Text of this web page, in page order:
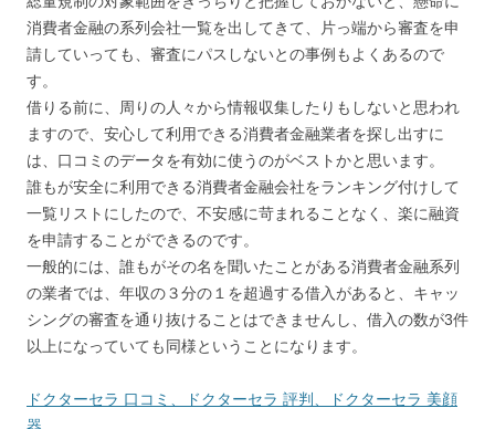
消費者金融の系列会社一覧を出してきて、片っ端から審査を申
請していっても、審査にパスしないとの事例もよくあるので
す。
借りる前に、周りの人々から情報収集したりもしないと思われ
ますので、安心して利用できる消費者金融業者を探し出すに
は、口コミのデータを有効に使うのがベストかと思います。
誰もが安全に利用できる消費者金融会社をランキング付けして
一覧リストにしたので、不安感に苛まれることなく、楽に融資
を申請することができるのです。
一般的には、誰もがその名を聞いたことがある消費者金融系列
の業者では、年収の３分の１を超過する借入があると、キャッ
シングの審査を通り抜けることはできませんし、借入の数が3件
以上になっていても同様ということになります。
ドクターセラ 口コミ、ドクターセラ 評判、ドクターセラ 美顔